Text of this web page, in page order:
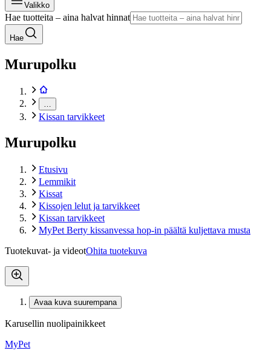
Valikko
Hae tuotteita – aina halvat hinnat
Hae
Murupolku
Kissan tarvikkeet
Murupolku
Etusivu
Lemmikit
Kissat
Kissojen lelut ja tarvikkeet
Kissan tarvikkeet
MyPet Berty kissanvessa hop-in päältä kuljettava musta
Tuotekuvat- ja videotOhita tuotekuva
Avaa kuva suurempana
Karusellin nuolipainikkeet
MyPet